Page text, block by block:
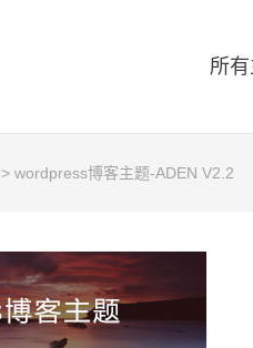
所
> wordpress博客主题-ADEN V2.2